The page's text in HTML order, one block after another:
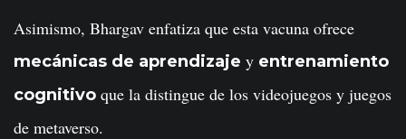
Asimismo, Bhargav enfatiza que esta vacuna ofrece
mecánicas de aprendizaje y entrenamiento
cognitivo que la distingue de los videojuegos y juegos
de metaverso.